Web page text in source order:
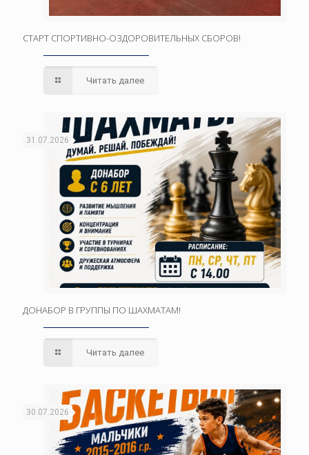
СТАРТ СПОРТИВНО-ОЗДОРОВИТЕЛЬНЫХ СБОРОВ!
Читать далее
31.07.2026
ДОНАБОР В ГРУППЫ ПО ШАХМАТАМ!
Читать далее
30.07.2026